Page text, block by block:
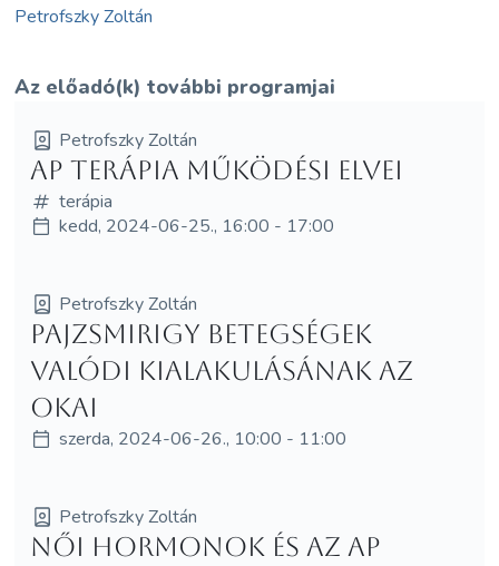
Petrofszky Zoltán
Az előadó(k) további programjai
Petrofszky Zoltán
AP TERÁPIA működési elvei
terápia
kedd, 2024-06-25., 16:00 - 17:00
Petrofszky Zoltán
Pajzsmirigy betegségek
valódi kialakulásának az
okai
szerda, 2024-06-26., 10:00 - 11:00
Petrofszky Zoltán
Női hormonok és az AP